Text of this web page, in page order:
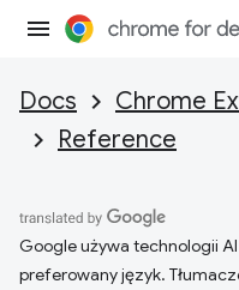
Docs Chrome
Reference
Google używa technologii
preferowany język.